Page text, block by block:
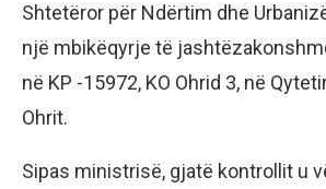
Shtetëror për Ndërtim dhe
një mbikëqyrje të
në KP -15972, KO Ohrid 3, në
Ohrit.
Sipas ministrisë, gjatë kontrollit u